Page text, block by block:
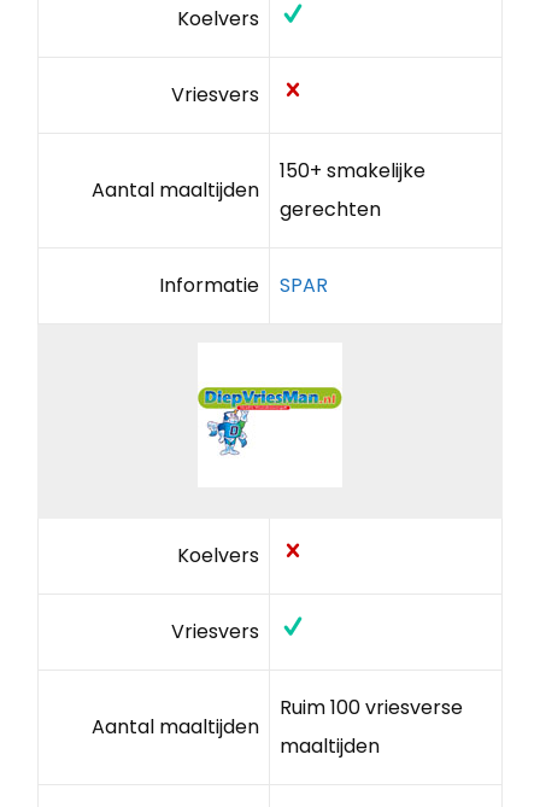
Koelvers
Vriesvers
Aantal maaltijden
150+ smakelijke
gerechten
Informatie SPAR
Koelvers
Vriesvers
Aantal maaltijden
Ruim 100 vriesverse
maaltijden